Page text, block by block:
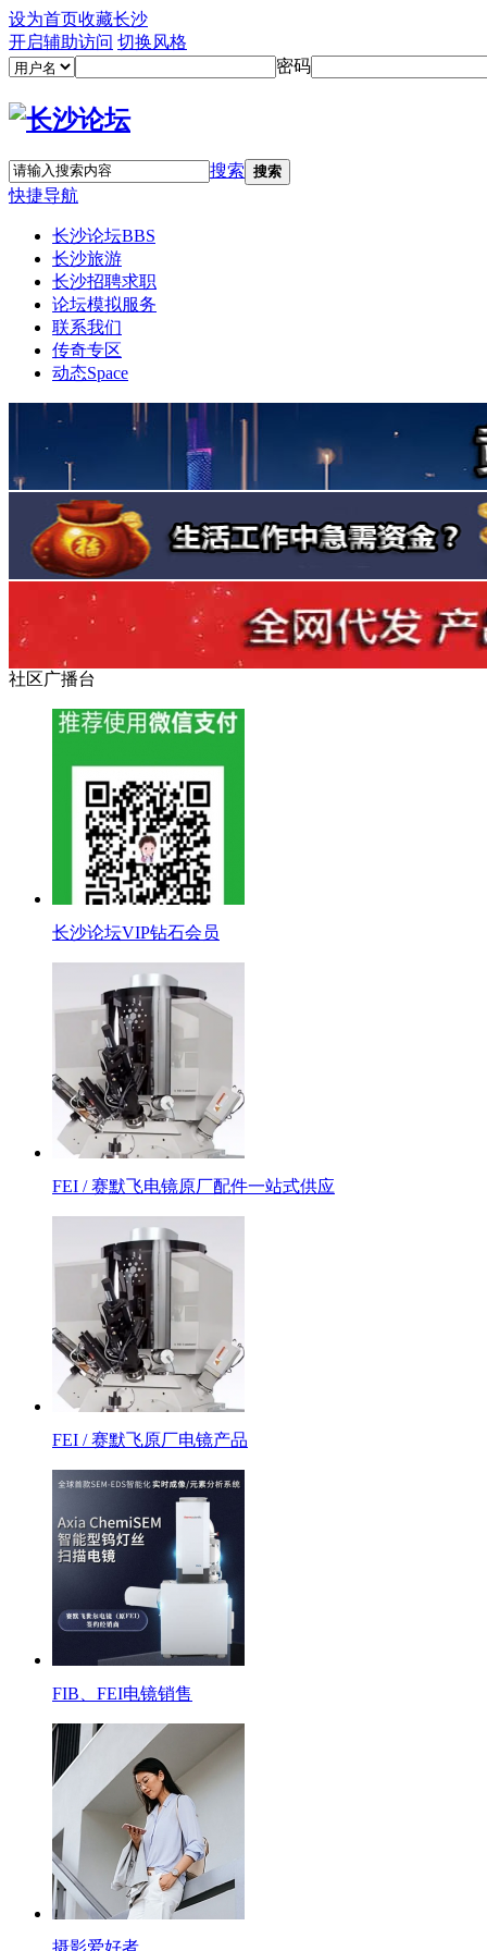
设为首页收藏长沙
开启辅助访问 切换风格
密码
搜索 搜索
快捷导航
长沙论坛BBS
长沙旅游
长沙招聘求职
论坛模拟服务
联系我们
传奇专区
动态Space
社区广播台
长沙论坛VIP钻石会员
FEI / 赛默飞电镜原厂配件一站式供应
FEI / 赛默飞原厂电镜产品
FIB、FEI电镜销售
摄影爱好者